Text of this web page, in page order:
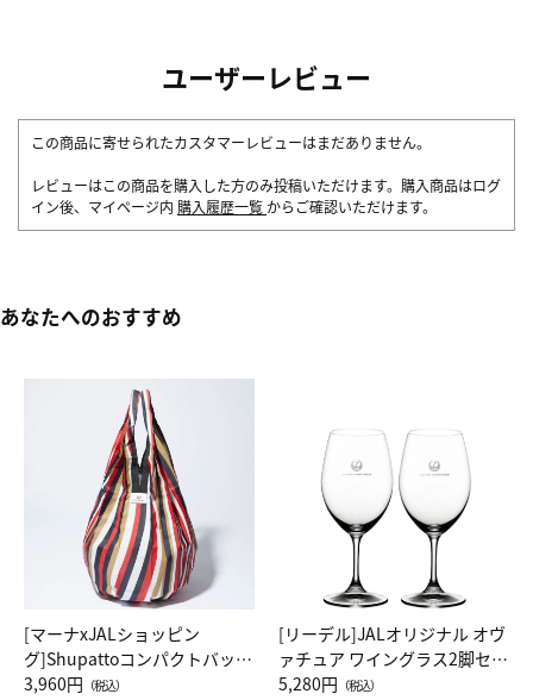
ユーザーレビュー
この商品に寄せられたカスタマーレビューはまだありません。
レビューはこの商品を購入した方のみ投稿いただけます。購入商品はログ
イン後、マイページ内 購入履歴一覧 からご確認いただけます。
あなたへのおすすめ
[マーナxJALショッピン
グ]Shupattoコンパクトバッグ
Drop JAL客室乗務員（LC）ス
3,960円 （税込）
[リーデル]JALオリジナル オヴ
ァチュア ワイングラス2脚セッ
ト（レッドワイン）
5,280円 （税込）